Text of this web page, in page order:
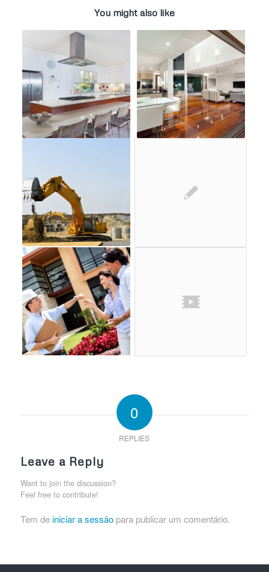
You might also like
0
REPLIES
Leave a Reply
Want to join the discussion?
Feel free to contribute!
Tem deiniciar a sessãopara publicar um comentário.